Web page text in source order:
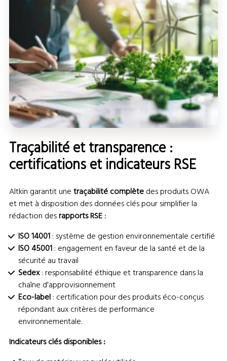
Traçabilité et transparence :
certifications et indicateurs RSE
Altkin garantit unetraçabilité complètedes produits OWA
et met à disposition des données clés pour simplifier la
rédaction desrapports RSE:
ISO 14001: système de gestion environnementale certifié
ISO 45001: engagement en faveur de la santé et de la
sécurité au travail
Sedex: responsabilité éthique et transparence dans la
chaîne d'approvisionnement
Eco-label: certification pour des produits éco-conçus
répondant aux critères de performance
environnementale.
Indicateurs clés disponibles :